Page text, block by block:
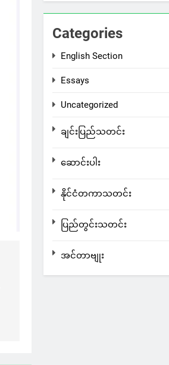
Categories
English Section
Essays
Uncategorized
ချင်းပြည်သတင်း
ဆောင်းပါး
နိုင်ငံတကာသတင်း
ပြည်တွင်းသတင်း
အင်တာဗျုး